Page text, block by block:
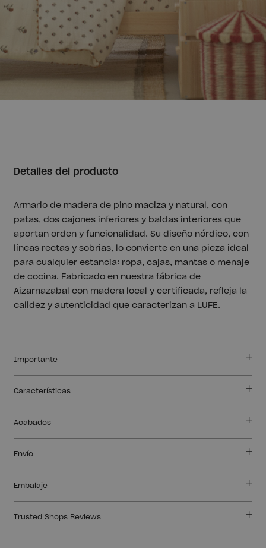
Detalles del producto
Armario de madera de pino maciza y natural, con
patas, dos cajones inferiores y baldas interiores que
aportan orden y funcionalidad. Su diseño nórdico, con
líneas rectas y sobrias, lo convierte en una pieza ideal
para cualquier estancia: ropa, cajas, mantas o menaje
de cocina. Fabricado en nuestra fábrica de
Aizarnazabal con madera local y certificada, refleja la
calidez y autenticidad que caracterizan a LUFE.
Importante
Características
Acabados
Envío
Embalaje
Trusted Shops Reviews